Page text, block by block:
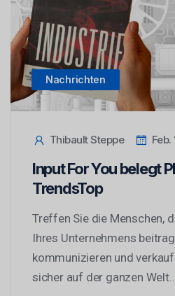
Nachrichten
Thibault Steppe
Input For You belegt
TrendsTop
Treffen Sie die Menschen,
Ihres Unternehmens
kommunizieren und
sicher auf der ganzen Welt....